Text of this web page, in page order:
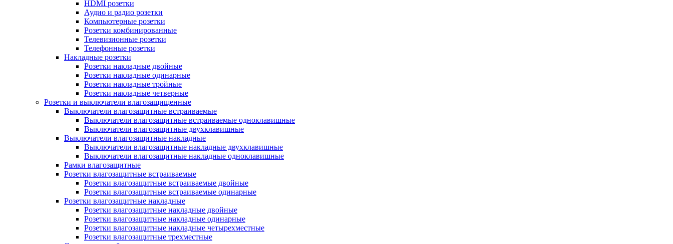
HDMI розетки
Аудио и радио розетки
Компьютерные розетки
Розетки комбинированные
Телевизионные розетки
Телефонные розетки
Накладные розетки
Розетки накладные двойные
Розетки накладные одинарные
Розетки накладные тройные
Розетки накладные четверные
Розетки и выключатели влагозащищенные
Выключатели влагозащитные встраиваемые
Выключатели влагозащитные встраиваемые одноклавишные
Выключатели влагозащитные двухклавишные
Выключатели влагозащитные накладные
Выключатели влагозащитные накладные двухклавишные
Выключатели влагозащитные накладные одноклавишные
Рамки влагозащитные
Розетки влагозащитные встраиваемые
Розетки влагозащитные встраиваемые двойные
Розетки влагозащитные встраиваемые одинарные
Розетки влагозащитные накладные
Розетки влагозащитные накладные двойные
Розетки влагозащитные накладные одинарные
Розетки влагозащитные накладные четырехместные
Розетки влагозащитные трехместные